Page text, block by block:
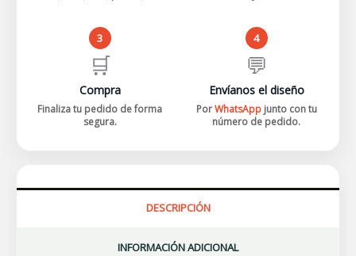
3
🛒
Compra
Finaliza tu pedido de forma
segura.
4
💬
Envíanos el diseño
PorWhatsApp junto con tu
número de pedido.
DESCRIPCIÓN
INFORMACIÓN ADICIONAL